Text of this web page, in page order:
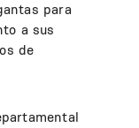
para
a sus
de